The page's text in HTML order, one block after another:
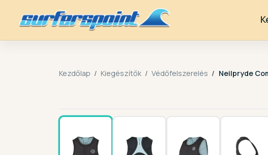
Kezdőlap Kiegészítők Védőfelszerelés Neilpryde